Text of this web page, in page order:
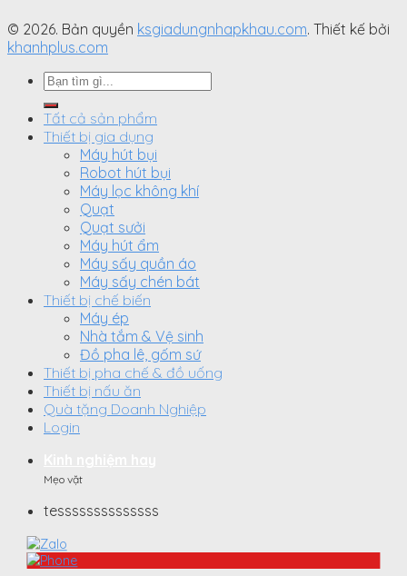
© 2026. Bản quyền ksgiadungnhapkhau.com. Thiết kế bởi
khanhplus.com
Search
for:
Tất cả sản phẩm
Thiết bị gia dụng
Máy hút bụi
Robot hút bụi
Máy lọc không khí
Quạt
Quạt sưởi
Máy hút ẩm
Máy sấy quần áo
Máy sấy chén bát
Thiết bị chế biến
Máy ép
Nhà tắm & Vệ sinh
Đồ pha lê, gốm sứ
Thiết bị pha chế & đồ uống
Thiết bị nấu ăn
Quà tặng Doanh Nghiệp
Login
Mẹo vặt
tessssssssssssss